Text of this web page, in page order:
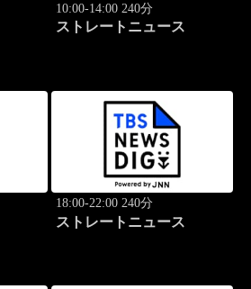
10:00-14:00 240分
ストレートニュース
18:00-22:00 240分
ストレートニュース